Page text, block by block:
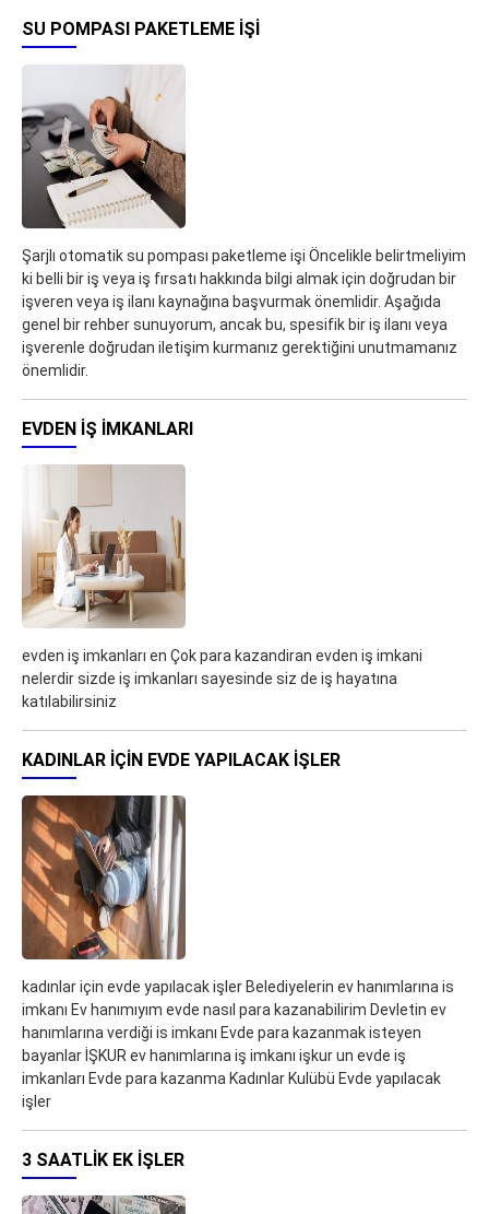
SU POMPASI PAKETLEME IŞI
Şarjlı otomatik su pompası paketleme işi Öncelikle belirtmeliyim
ki belli bir iş veya iş fırsatı hakkında bilgi almak için doğrudan bir
işveren veya iş ilanı kaynağına başvurmak önemlidir. Aşağıda
genel bir rehber sunuyorum, ancak bu, spesifik bir iş ilanı veya
işverenle doğrudan iletişim kurmanız gerektiğini unutmamanız
önemlidir.
EVDEN IŞ IMKANLARI
evden iş imkanları en Çok para kazandiran evden iş imkani
nelerdir sizde iş imkanları sayesinde siz de iş hayatına
katılabilirsiniz
KADINLAR IÇIN EVDE YAPILACAK IŞLER
kadınlar için evde yapılacak işler Belediyelerin ev hanımlarına is
imkanı Ev hanımıyım evde nasıl para kazanabilirim Devletin ev
hanımlarına verdiği is imkanı Evde para kazanmak isteyen
bayanlar İŞKUR ev hanımlarına iş imkanı işkur un evde iş
imkanları Evde para kazanma Kadınlar Kulübü Evde yapılacak
işler
3 SAATLIK EK IŞLER